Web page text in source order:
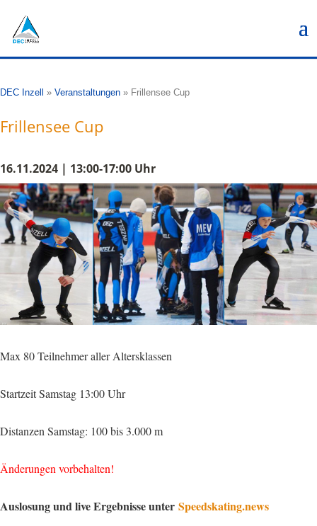
DEC Inzell » Veranstaltungen » Frillensee Cup
Frillensee Cup
16.11.2024 | 13:00-17:00 Uhr
Max 80 Teilnehmer aller Altersklassen
Startzeit Samstag 13:00 Uhr
Distanzen Samstag: 100 bis 3.000 m
Änderungen vorbehalten!
Auslosung und live Ergebnisse unter Speedskating.news